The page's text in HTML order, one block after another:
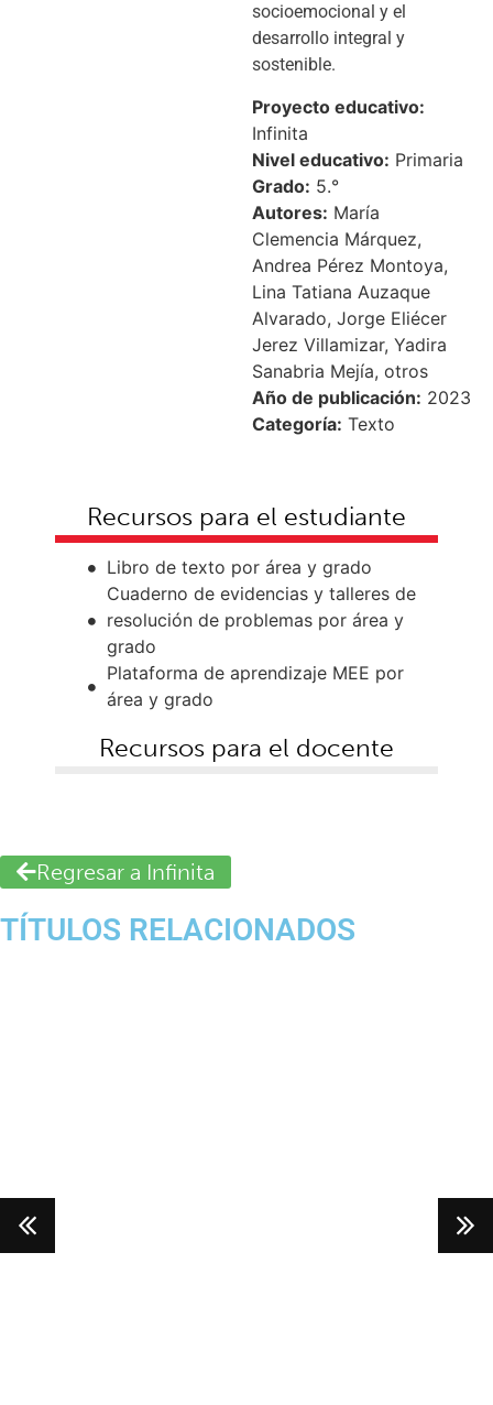
socioemocional y el
desarrollo integral y
sostenible.
Proyecto educativo:
Infinita
Nivel educativo: Primaria
Grado: 5.°
Autores: María
Clemencia Márquez,
Andrea Pérez Montoya,
Lina Tatiana Auzaque
Alvarado, Jorge Eliécer
Jerez Villamizar, Yadira
Sanabria Mejía, otros
Año de publicación: 2023
Categoría: Texto
Recursos para el estudiante
Recursos para el docente
Libro de texto por área y grado
Cuaderno de evidencias y talleres de
resolución de problemas por área y
grado
Plataforma de aprendizaje MEE por
área y grado
Regresar a Infinita
TÍTULOS RELACIONADOS